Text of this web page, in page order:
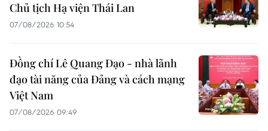
Chủ tịch Hạ viện Thái Lan
07/08/2026 10:54
Đồng chí Lê Quang Đạo - nhà lãnh
đạo tài năng của Đảng và cách mạng
Việt Nam
07/08/2026 09:49